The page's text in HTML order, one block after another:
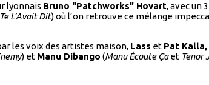
lyonnais Bruno “Patchworks” Hovart, avec un
L’Avait Dit) où l’on retrouve ce mélange
les voix des artistes maison, Lass et Pat Kalla,
) et Manu Dibango (Manu Écoute Çaet Tenor